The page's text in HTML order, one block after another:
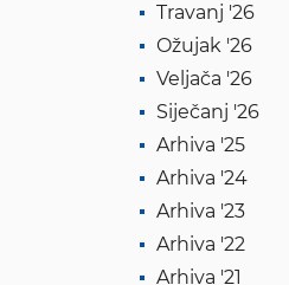
Travanj '26
Ožujak '26
Veljača '26
Siječanj '26
Arhiva '25
Arhiva '24
Arhiva '23
Arhiva '22
Arhiva '21